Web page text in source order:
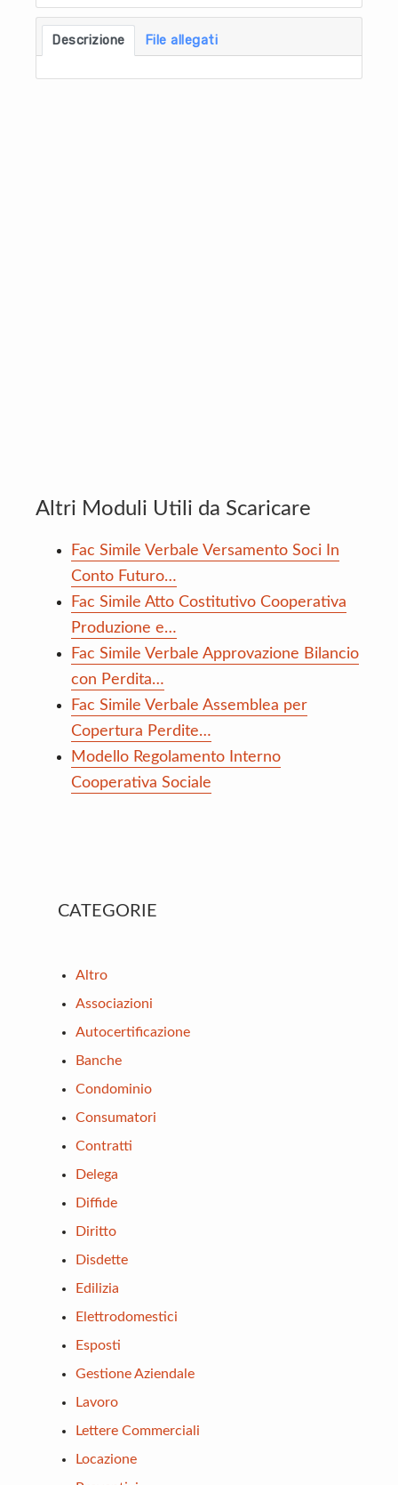
Descrizione File allegati
Altri Moduli Utili da Scaricare
Fac Simile Verbale Versamento Soci In
Conto Futuro…
Fac Simile Atto Costitutivo Cooperativa
Produzione e…
Fac Simile Verbale Approvazione Bilancio
con Perdita…
Fac Simile Verbale Assemblea per
Copertura Perdite…
Modello Regolamento Interno
Cooperativa Sociale
Primary
CATEGORIE
Altro
Associazioni
Autocertificazione
Banche
Condominio
Consumatori
Contratti
Delega
Diffide
Diritto
Disdette
Edilizia
Elettrodomestici
Esposti
Gestione Aziendale
Lavoro
Lettere Commerciali
Locazione